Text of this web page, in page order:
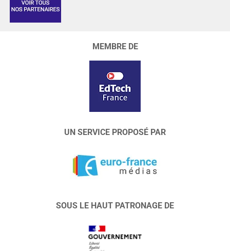
MEMBRE DE
UN SERVICE PROPOSÉ PAR
SOUS LE HAUT PATRONAGE DE